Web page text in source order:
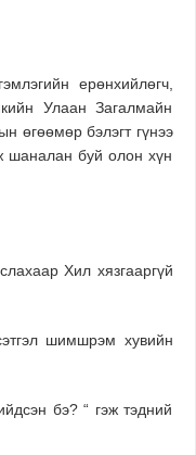
ерөнхийлөгч,
Улаан Загалмайн
өгөөмөр бэлэгт гүнээ
шаналан буй олон хүн
Хил хязгааргүй
шимшрэм хувийн
бэ? “ гэж тэдний